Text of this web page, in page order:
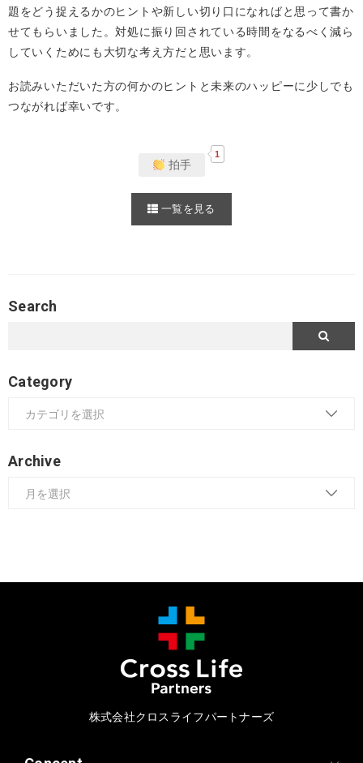
題をどう捉えるかのヒントや新しい切り口になればと思って書か
せてもらいました。対処に振り回されている時間をなるべく減ら
していくためにも大切な考え方だと思います。
お読みいただいた方の何かのヒントと未来のハッピーに少しでも
つながれば幸いです。
拍手
1
一覧を見る
Search
Category
Archive
株式会社クロスライフパートナーズ